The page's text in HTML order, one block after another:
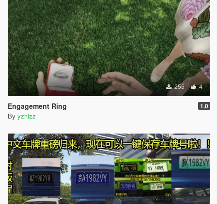
255 4
Engagement Ring 1.0
By yzhlzz